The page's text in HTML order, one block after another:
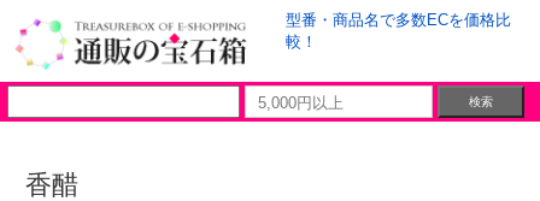
型番・商品名で多数ECを価格比
較！
香醋